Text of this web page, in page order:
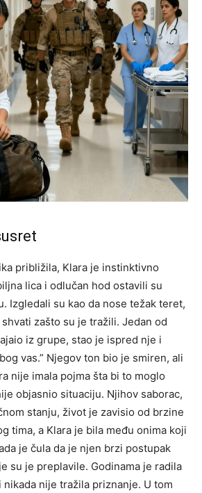
približila, Klara je instinktivno
lica i odlučan hod ostavili su
Izgledali su kao da nose težak teret,
zašto su je tražili. Jedan od
iz grupe, stao je ispred nje i
vas.” Njegov ton bio je smiren, ali
nije imala pojma šta bi to moglo
objasnio situaciju. Njihov saborac,
stanju, život je zavisio od brzine
tima, a Klara je bila među onima koji
je čula da je njen brzi postupak
su je preplavile. Godinama je radila
nikada nije tražila priznanje. U tom